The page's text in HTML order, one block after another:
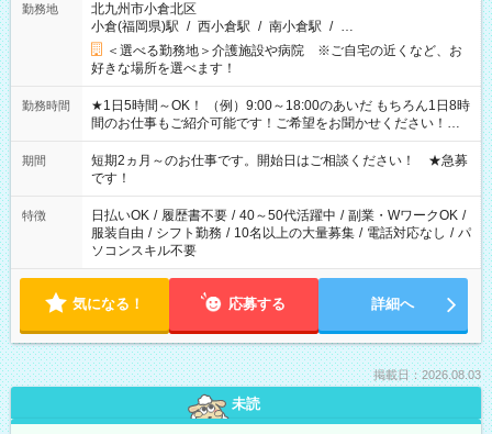
勤務地
北九州市小倉北区
小倉(福岡県)駅 / 西小倉駅 / 南小倉駅 / …
＜選べる勤務地＞介護施設や病院 ※ご自宅の近くなど、お
好きな場所を選べます！
勤務時間
★1日5時間～OK！ （例）9:00～18:00のあいだ もちろん1日8時
間のお仕事もご紹介可能です！ご希望をお聞かせください！★
家庭の都合でお休みが必要な場合も遠慮なくご相談ください。
※週最低15時間以上の勤務が必要です
期間
短期2ヵ月～のお仕事です。開始日はご相談ください！ ★急募
です！
特徴 日払いOK / 履歴書不要 / 40～50代活躍中 / 副業・WワークOK /
服装自由 / シフト勤務 / 10名以上の大量募集 / 電話対応なし / パ
ソコンスキル不要
気になる！ 応募する 詳細へ
掲載日：2026.08.03
未読